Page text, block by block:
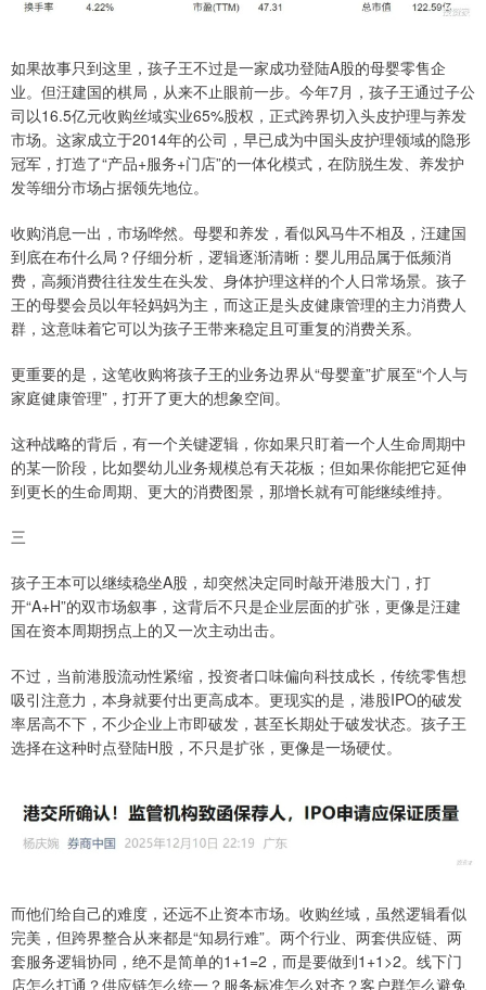
如果故事只到这里，孩子王不过是一家成功登陆A股的母婴零售企
业。但汪建国的棋局，从来不止眼前一步。今年7月，孩子王通过子公
司以16.5亿元收购丝域实业65%股权，正式跨界切入头皮护理与养发
市场。这家成立于2014年的公司，早已成为中国头皮护理领域的隐形
冠军，打造了“产品+服务+门店”的一体化模式，在防脱生发、养发护
发等细分市场占据领先地位。
收购消息一出，市场哗然。母婴和养发，看似风马牛不相及，汪建国
到底在布什么局？仔细分析，逻辑逐渐清晰：婴儿用品属于低频消
费，高频消费往往发生在头发、身体护理这样的个人日常场景。孩子
王的母婴会员以年轻妈妈为主，而这正是头皮健康管理的主力消费人
群，这意味着它可以为孩子王带来稳定且可重复的消费关系。
更重要的是，这笔收购将孩子王的业务边界从“母婴童”扩展至“个人与
家庭健康管理”，打开了更大的想象空间。
这种战略的背后，有一个关键逻辑，你如果只盯着一个人生命周期中
的某一阶段，比如婴幼儿业务规模总有天花板；但如果你能把它延伸
到更长的生命周期、更大的消费图景，那增长就有可能继续维持。
三
孩子王本可以继续稳坐A股，却突然决定同时敲开港股大门，打
开“A+H”的双市场叙事，这背后不只是企业层面的扩张，更像是汪建
国在资本周期拐点上的又一次主动出击。
不过，当前港股流动性紧缩，投资者口味偏向科技成长，传统零售想
吸引注意力，本身就要付出更高成本。更现实的是，港股IPO的破发
率居高不下，不少企业上市即破发，甚至长期处于破发状态。孩子王
选择在这种时点登陆H股，不只是扩张，更像是一场硬仗。
而他们给自己的难度，还远不止资本市场。收购丝域，虽然逻辑看似
完美，但跨界整合从来都是“知易行难”。两个行业、两套供应链、两
套服务逻辑协同，绝不是简单的1+1=2，而是要做到1+1>2。线下门
店怎么打通？供应链怎么统一？服务标准怎么对齐？客户群怎么避免